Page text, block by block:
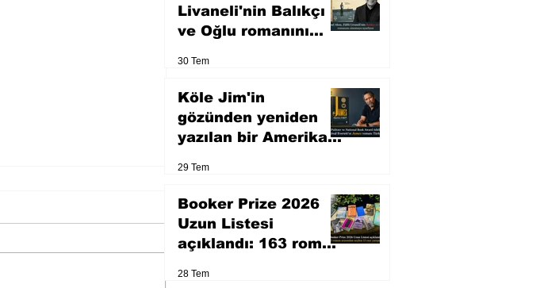
Livaneli'nin Balıkçı
ve Oğlu romanını
30 Tem
Köle Jim'in
gözünden yeniden
yazılan bir Amerikan
29 Tem
Booker Prize 2026
Uzun Listesi
açıklandı: 163 roman
28 Tem